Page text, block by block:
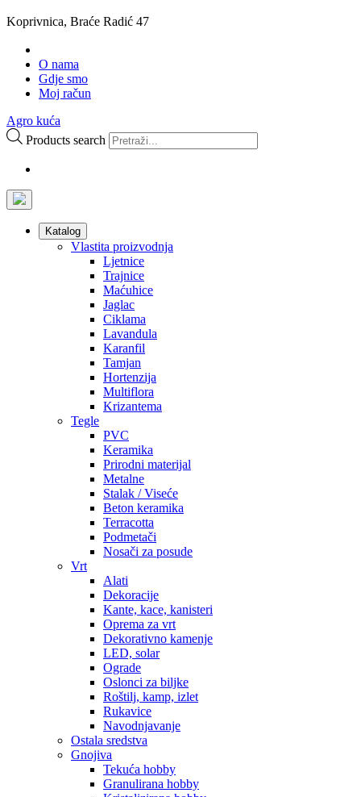
Koprivnica, Braće Radić 47
O nama
Gdje smo
Moj račun
Agro kuća
Products search
Katalog
Vlastita proizvodnja
Ljetnice
Trajnice
Maćuhice
Jaglac
Ciklama
Lavandula
Karanfil
Tamjan
Hortenzija
Multiflora
Krizantema
Tegle
PVC
Keramika
Prirodni materijal
Metalne
Stalak / Viseće
Beton keramika
Terracotta
Podmetači
Nosači za posude
Vrt
Alati
Dekoracije
Kante, kace, kanisteri
Oprema za vrt
Dekorativno kamenje
LED, solar
Ograde
Oslonci za biljke
Roštilj, kamp, izlet
Rukavice
Navodnjavanje
Ostala sredstva
Gnojiva
Tekuća hobby
Granulirana hobby